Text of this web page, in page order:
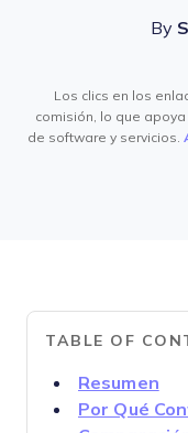
By
Los clics en los
comisión, lo que
de software y servicios.
TABLE OF
Resumen
Por Qué